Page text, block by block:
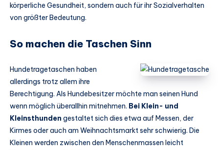
körperliche Gesundheit, sondern auch für ihr Sozialverhalten
von größter Bedeutung.
So machen die Taschen Sinn
Hundetragetaschen haben
allerdings trotz allem ihre
Berechtigung. Als Hundebesitzer möchte man seinen Hund
wenn möglich überallhin mitnehmen. Bei Klein- und
Kleinsthunden gestaltet sich dies etwa auf Messen, der
Kirmes oder auch am Weihnachtsmarkt sehr schwierig. Die
Kleinen werden zwischen den Menschenmassen leicht